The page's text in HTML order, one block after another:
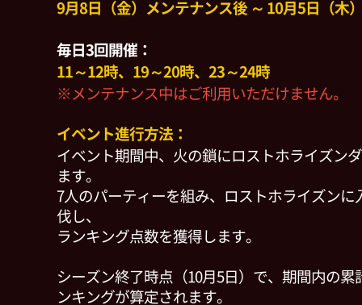
9月8日（金）メンテナンス後 ～ 10月5日（木
毎日3回開催：
11～12時、19～20時、23～24時
※メンテナンス中はご利用いただけません。
イベント進行方法：
イベント期間中、火の鎖にロストホライズン
ます。
7人のパーティーを組み、ロストホライズンに
伐し、
ランキング点数を獲得します。
シーズン終了時点（10月5日）で、期間内の累
ンキングが算定されます。